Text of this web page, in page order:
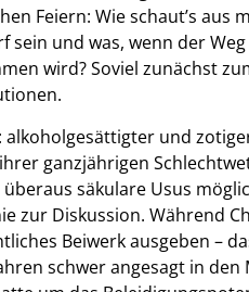
Feiern: Wie schaut’s
sein und was, wenn der
wird? Soviel zunächst
und
ganzjährigen
säkulare Usus
zur Diskussion. Während
Beiwerk ausgeben –
schwer angesagt in